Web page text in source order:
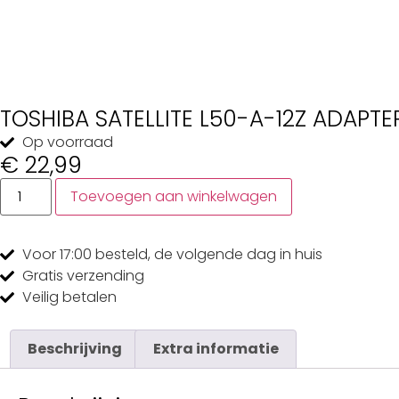
TOSHIBA SATELLITE L50-A-12Z
Op voorraad
€ 22,99
Toevoegen aan winkelwagen
Voor 17:00 besteld, de volgende dag in huis
Gratis verzending
Veilig betalen
Beschrijving Extra informatie